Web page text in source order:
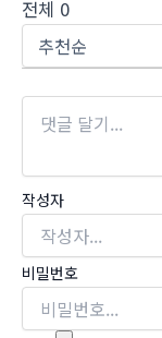
전체 0
작성자
비밀번호